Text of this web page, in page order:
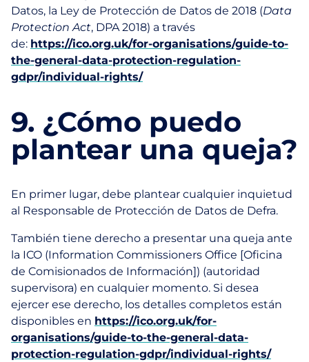
Datos, la Ley de Protección de Datos de 2018 (Data
Protection Act, DPA 2018) a través
de: https://ico.org.uk/for-organisations/guide-to-
the-general-data-protection-regulation-
gdpr/individual-rights/
9. ¿Cómo puedo
plantear una queja?
En primer lugar, debe plantear cualquier inquietud
al Responsable de Protección de Datos de Defra.
También tiene derecho a presentar una queja ante
la ICO (Information Commissioners Office [Oficina
de Comisionados de Información]) (autoridad
supervisora) en cualquier momento. Si desea
ejercer ese derecho, los detalles completos están
disponibles en https://ico.org.uk/for-
organisations/guide-to-the-general-data-
protection-regulation-gdpr/individual-rights/